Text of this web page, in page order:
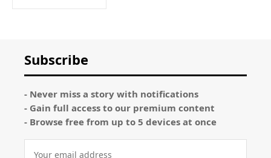
Subscribe
- Never miss a story with notifications
- Gain full access to our premium content
- Browse free from up to 5 devices at once